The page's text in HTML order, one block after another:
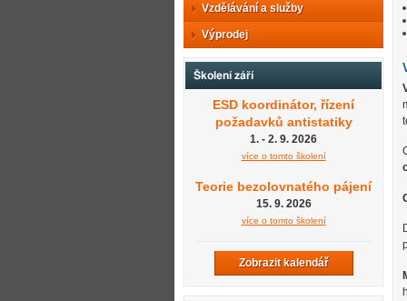
Vzdělávání a služby
Výprodej
Školení září
ESD koordinátor, řízení
požadavků antistatiky
1. - 2. 9. 2026
více o tomto školení
Teorie bezolovnatého pájení
15. 9. 2026
více o tomto školení
Zobrazit kalendář